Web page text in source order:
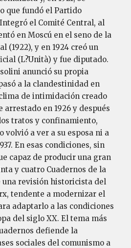
que fundó el Partido
el Comité Central, al
en Moscú en el seno de la
(1922), y en 1924 creó un
(L?Unità) y fue diputado.
anunció su propia
a la clandestinidad en
de intimidación creado
arrestado en 1926 y después
tratos y confinamiento,
volvió a ver a su esposa ni a
En esas condiciones, sin
capaz de producir una gran
y cuatro Cuadernos de la
una revisión historicista del
tendente a modernizar el
adaptarlo a las condiciones
del siglo XX. El tema más
defiende la
sociales del comunismo a